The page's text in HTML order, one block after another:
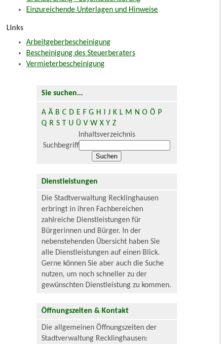
Einzureichende Unterlagen und Hinweise
Links
Arbeitgeberbescheinigung
Bescheinigung des Steuerberaters
Vermieterbescheinigung
Sie suchen...
A Ä B C D E F G H J K L M N O Ö P
Q R S T U Ü V W X Y Z
Inhaltsverzeichnis
Suchbegriff
Dienstleistungen
Die Stadtverwaltung Recklinghausen
erbringt in ihren Fachbereichen
zahlreiche Dienstleistungen für
Bürgerinnen und Bürger. In der
nebenstehenden Übersicht haben Sie
alle Dienstleistungen auf einen Blick.
Gerne können Sie aber auch die Suche
nutzen, um noch schneller zu der
gewünschten Dienstleistung zu kommen.
Öffnungszeiten & Kontakt
Die allgemeinen Öffnungszeiten der
Stadtverwaltung Recklinghausen: